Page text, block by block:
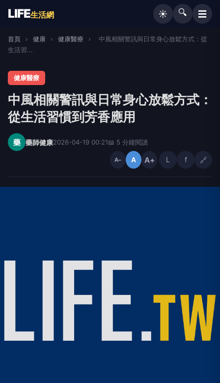
LIFE生活網 ☀️ 🔍 ☰
首頁 › 健康 › 健康醫療 ›
中風相關警訊與日常身心放鬆方式：從
生活習...
健康醫療
中風相關警訊與日常身心放鬆方式：
從生活習慣到芳香應用
藥 藥師健康2026-04-19 00:21📖 5 分鐘閱讀
A− A A+ L f 🔗